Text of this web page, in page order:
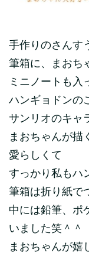
手作りのさんす
筆箱に、まおち
ミニノートも入
ハンギョドンの
サンリオのキャ
まおちゃんが描
愛らしくて
すっかり私もハ
筆箱は折り紙で
中には鉛筆、ポ
いました笑＾＾
まおちゃんが嬉